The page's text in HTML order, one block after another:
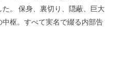
。 保身、裏切り、隠蔽、巨大
枢。すべて実名で綴る内部告